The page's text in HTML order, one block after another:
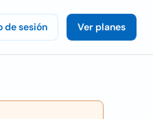
de sesión Ver planes